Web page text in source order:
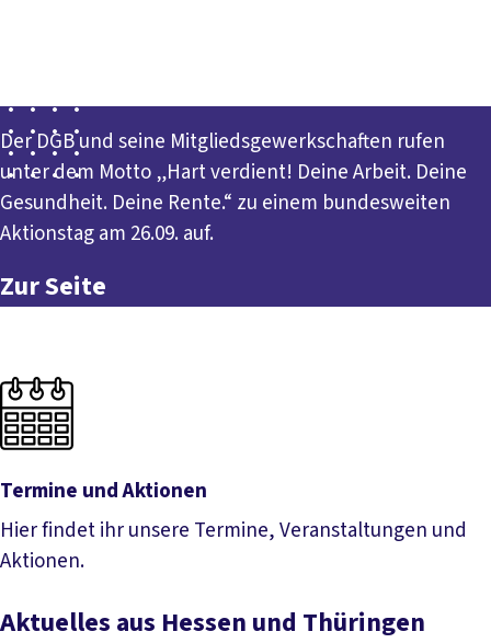
Der DGB und seine Mitgliedsgewerkschaften rufen
unter dem Motto „Hart verdient! Deine Arbeit. Deine
Gesundheit. Deine Rente.“ zu einem bundesweiten
Aktionstag am 26.09. auf.
Zur Seite
Termine und Aktionen
Hier findet ihr unsere Termine, Veranstaltungen und
Aktionen.
Termine und Aktionen
Aktuelles aus Hessen und Thüringen